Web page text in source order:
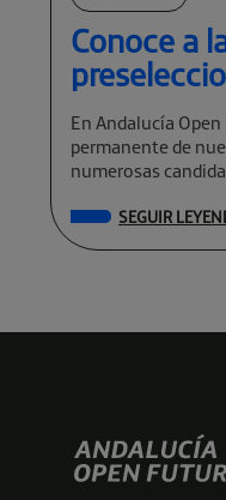
Conoce a
En Andalucía
permanente de
numerosas
SEGUIR